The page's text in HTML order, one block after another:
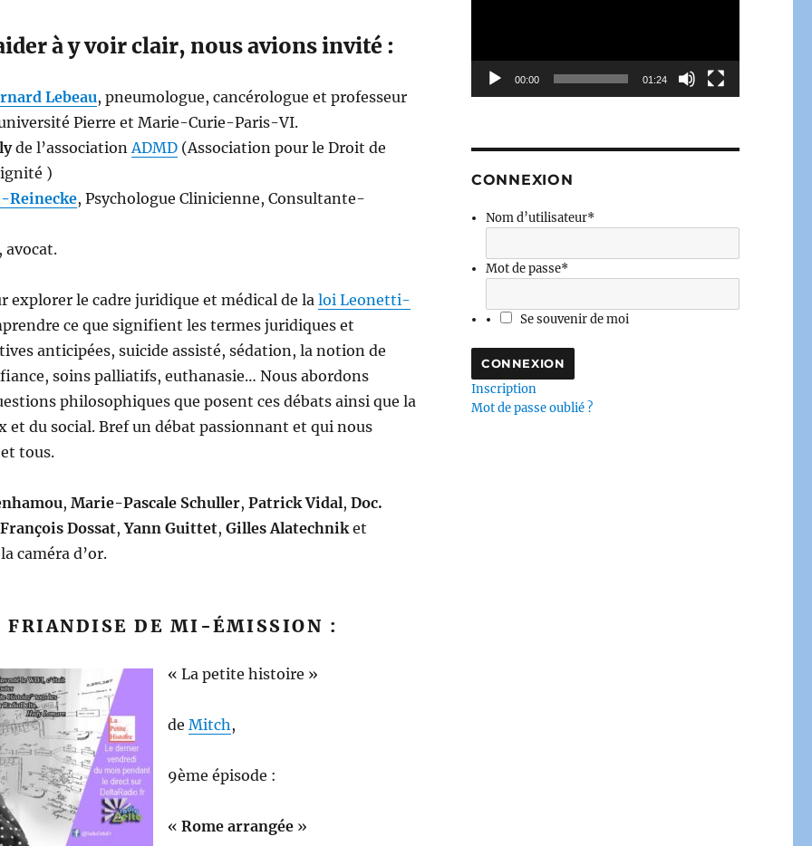
à y voir clair, nous avions invité :
Lebeau, pneumologue, cancérologue et professeur
Pierre et Marie-Curie-Paris-VI.
de l’associationADMD(Association pour le Droit de
)
Reinecke, Psychologue Clinicienne, Consultante-
avocat.
explorer le cadre juridique et médical de la loi Leonetti-
ce que signifient les termes juridiques et
anticipées, suicide assisté, sédation, la notion de
soins palliatifs, euthanasie… Nous abordons
philosophiques que posent ces débats ainsi que la
et du social. Bref un débat passionnant et qui nous
tous.
, Marie-Pascale Schuller, Patrick Vidal, Doc.
Dossat,Yann Guittet, Gilles Alatechniket
caméra d’or.
FRIANDISE DE MI-ÉMISSION :
« La petite histoire »
de Mitch,
9ème épisode :
« Rome arrangée»
00:00 01:24
CONNEXION
Nom d’utilisateur*
Mot de passe*
Se souvenir de moi
Inscription
Mot de passe oublié ?